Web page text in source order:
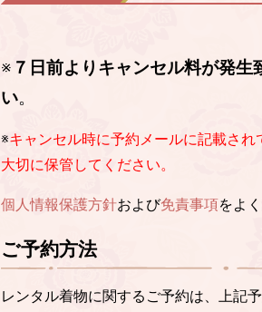
※ ７日前よりキャンセル料が発
い。
※キャンセル時に予約メールに記載さ
大切に保管してください。
個人情報保護方針および免責事項をよ
ご予約方法
レンタル着物に関するご予約は、上記